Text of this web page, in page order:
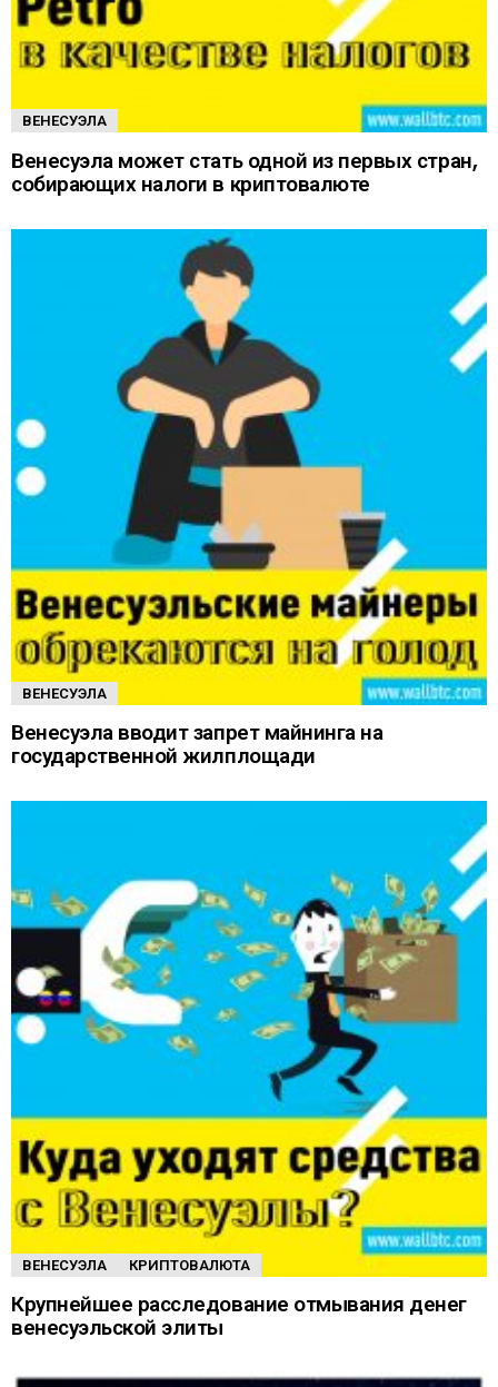
ВЕНЕСУЭЛА
Венесуэла может стать одной из первых стран,
собирающих налоги в криптовалюте
ВЕНЕСУЭЛА
Венесуэла вводит запрет майнинга на
государственной жилплощади
ВЕНЕСУЭЛА КРИПТОВАЛЮТА
Крупнейшее расследование отмывания денег
венесуэльской элиты